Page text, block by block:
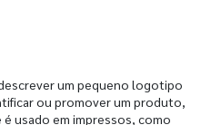
um pequeno logotipo
ou promover um produto,
usado em impressos, como